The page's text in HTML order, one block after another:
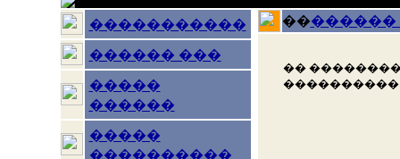
�����������
������ ���
�����
������
�����
����������
��������
��